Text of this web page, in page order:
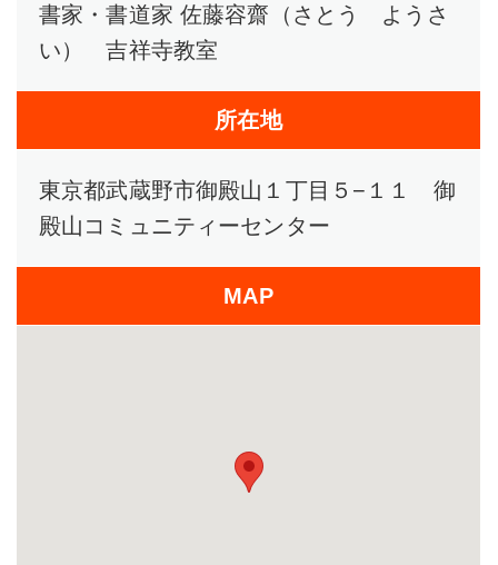
書家・書道家 佐藤容齋（さとう ようさ
い） 吉祥寺教室
所在地
東京都武蔵野市御殿山１丁目５−１１ 御
殿山コミュニティーセンター
MAP